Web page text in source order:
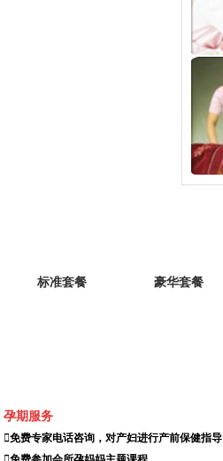
标准套餐
豪华套餐
孕期服务
免费专家电话咨询，对产妇进行产前保健指导